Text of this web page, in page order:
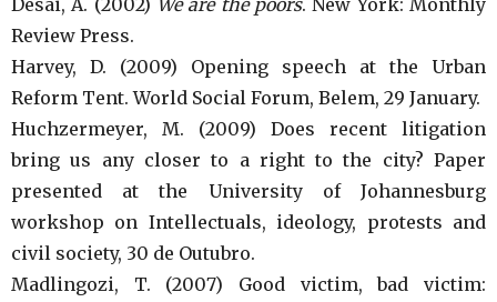
Desai, A. (2002) We are the poors. New York: Monthly
Review Press.
Harvey, D. (2009) Opening speech at the Urban
Reform Tent. World Social Forum, Belem, 29 January.
Huchzermeyer, M. (2009) Does recent litigation
bring us any closer to a right to the city? Paper
presented at the University of Johannesburg
workshop on Intellectuals, ideology, protests and
civil society, 30 de Outubro.
Madlingozi, T. (2007) Good victim, bad victim: